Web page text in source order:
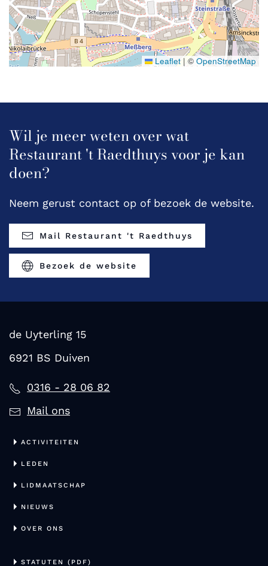
Leaflet | © OpenStreetMap
Wil je meer weten over wat
Restaurant 't Raedthuys voor je kan
doen?
Neem gerust contact op of bezoek de website.
Mail Restaurant 't Raedthuys
Bezoek de website
de Uyterling 15
6921 BS Duiven
0316 - 28 06 82
Mail ons
ACTIVITEITEN
LEDEN
LIDMAATSCHAP
NIEUWS
OVER ONS
STATUTEN (PDF)